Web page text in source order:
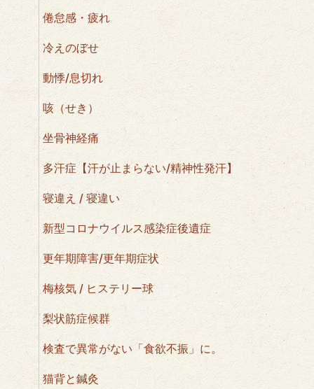
倦怠感・疲れ
冷えのぼせ
動悸/息切れ
咳（せき）
坐骨神経痛
多汗症【汗が止まらない/精神性発汗】
寝違え / 寝違い
新型コロナウイルス感染症後遺症
更年期障害/更年期症状
梅核気 / ヒステリー球
梨状筋症候群
検査で異常がない「食欲不振」に。
猫背と鍼灸